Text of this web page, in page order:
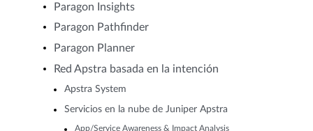
Paragon Insights
Paragon Pathfinder
Paragon Planner
Red Apstra basada en la intención
Apstra System
Servicios en la nube de Juniper Apstra
App/Service Awareness & Impact Analysis